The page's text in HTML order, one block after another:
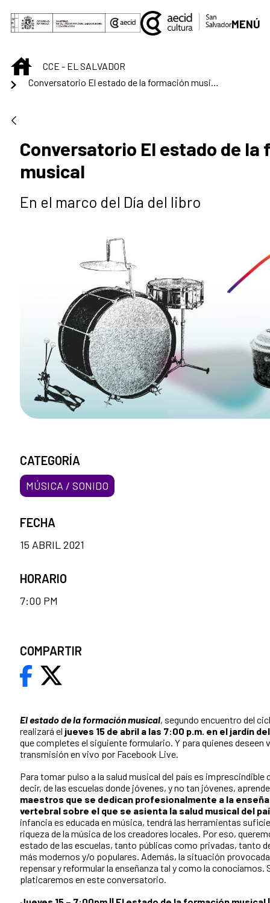
Saltar al contenido principal
MENÚ
INICIOCCE - EL SALVADOR
Conversatorio El estado de la
musical
En el marco del Día del libro
El estado de la formación musical, segundo encuentro del
realizará el jueves 15 de abril a las 7:00 p.m. en el jardín del
que completes el siguiente formulario. Y para quienes deseen
transmisión en vivo por Facebook Live.
Para tomar pulso a la salud musical del país es imprescindible
decir, de las escuelas donde jóvenes, y no tan jóvenes,
maestros que se dedican profesionalmente a la
vertebral sobre el que se asienta la salud musical del
infancia es educada en música, tendrá las herramientas
riqueza de la música de los creadores locales. Por eso,
estado de las escuelas, tanto públicas como privadas, tanto
más modernos y/o populares. Además, la situación
repensar y reformular la enseñanza tal y como la
platicaremos en este conversatorio.
CATEGORÍA
MÚSICA / SONIDO
FECHA
15 ABRIL 2021
HORARIO
7:00 PM
COMPARTIR